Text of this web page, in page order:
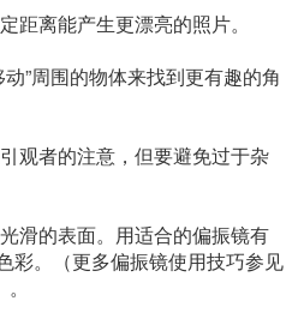
距离能产生更漂亮的照片。
”周围的物体来找到更有趣的角
观者的注意，但要避免过于杂
滑的表面。用适合的偏振镜有
彩。（更多偏振镜使用技巧参见